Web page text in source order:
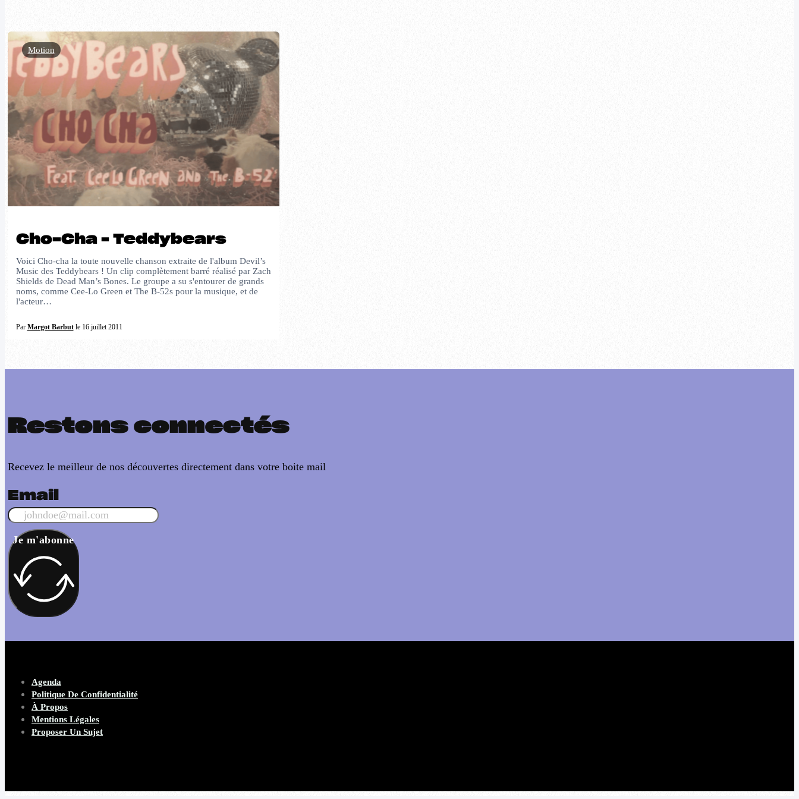
Cho-Cha – Teddybears
Voici Cho-cha la toute nouvelle chanson extraite de l'album Devil’s
Music des Teddybears ! Un clip complètement barré réalisé par Zach
Shields de Dead Man’s Bones. Le groupe a su s'entourer de grands
noms, comme Cee-Lo Green et The B-52s pour la musique, et de
l'acteur…
Par Margot Barbutle 16 juillet 2011
Motion
Restons connectés
Recevez le meilleur de nos découvertes directement dans votre boite mail
Email
Je m'abonne
Agenda
Politique De Confidentialité
À Propos
Mentions Légales
Proposer Un Sujet